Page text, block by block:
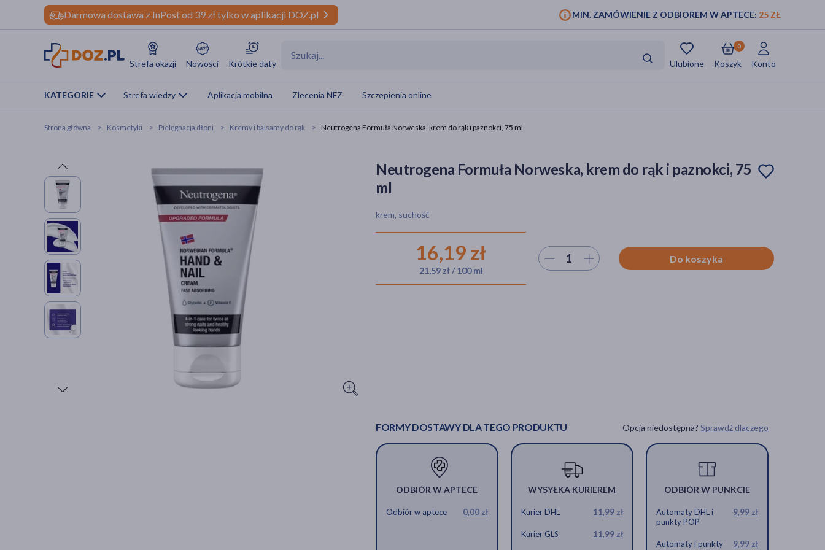
Darmowa dostawa z InPost od 39 zł tylko w aplikacji DOZ.pl MIN. ZAMÓWIENIE Z ODBIOREM W APTECE: 25 ZŁ
Strefa okazji Nowości Krótkie daty Ulubione Koszyk
0
Konto
KATEGORIE Strefa wiedzy Aplikacja mobilna Zlecenia NFZ Szczepienia online
Strona główna Kosmetyki Pielęgnacja dłoni Kremy i balsamy do rąk Neutrogena Formuła Norweska, krem do rąk i paznokci, 75 ml
Neutrogena Formuła Norweska, krem do rąk i paznokci, 75
ml
krem, suchość
16,19 zł
21,59 zł / 100 ml
Wybierz ilość Do koszyka
FORMY DOSTAWY DLA TEGO PRODUKTU Opcja niedostępna? Sprawdź dlaczego
ODBIÓR W APTECE
Odbiór w aptece 0,00 zł
WYSYŁKA KURIEREM
Kurier DHL 11,99 zł
Kurier GLS 11,99 zł
ODBIÓR W PUNKCIE
Automaty DHL i
punkty POP
9,99 zł
Automaty i punkty
9,99 zł